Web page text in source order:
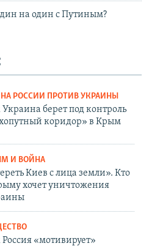
на один с Путиным?
РОССИИ ПРОТИВ УКРАИНЫ
Украина берет под контроль
коридор» в Крым
И ВОЙНА
Киев с лица земли». Кто
хочет уничтожения
Россия «мотивирует»